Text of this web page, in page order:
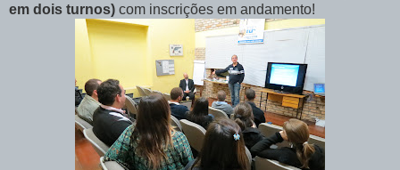
em dois turnos) com inscrições em andamento!